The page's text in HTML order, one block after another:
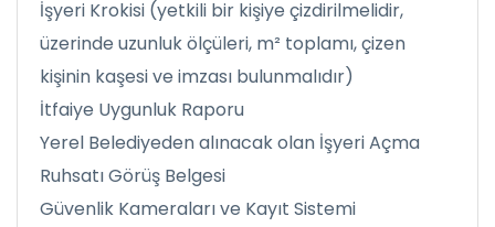
İşyeri Krokisi (yetkili bir kişiye çizdirilmelidir,
üzerinde uzunluk ölçüleri, m² toplamı, çizen
kişinin kaşesi ve imzası bulunmalıdır)
İtfaiye Uygunluk Raporu
Yerel Belediyeden alınacak olan İşyeri Açma
Ruhsatı Görüş Belgesi
Güvenlik Kameraları ve Kayıt Sistemi